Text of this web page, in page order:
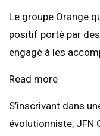
Le groupe Orange
positif porté par
engagé à les
Read more
S’inscrivant dans
évolutionniste, JFN